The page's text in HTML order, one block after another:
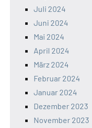
Juli 2024
Juni 2024
Mai 2024
April 2024
März 2024
Februar 2024
Januar 2024
Dezember 2023
November 2023